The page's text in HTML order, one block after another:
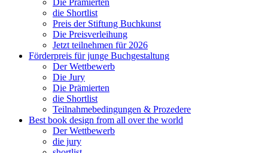
Die Prämierten
die Shortlist
Preis der Stiftung Buchkunst
Die Preisverleihung
Jetzt teilnehmen für 2026
Förderpreis für junge Buchgestaltung
Der Wettbewerb
Die Jury
Die Prämierten
die Shortlist
Teilnahmebedingungen & Prozedere
Best book design from all over the world
Der Wettbewerb
die jury